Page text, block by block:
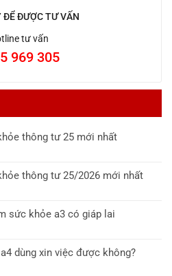
ĐỂ ĐƯỢC TƯ VẤN
tư vấn
969 305
thông tư 25 mới nhất
thông tư 25/2026 mới nhất
sức khỏe a3 có giáp lai
dùng xin việc được không?